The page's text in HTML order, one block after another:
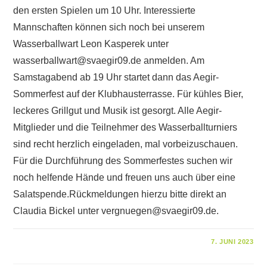
den ersten Spielen um 10 Uhr. Interessierte
Mannschaften können sich noch bei unserem
Wasserballwart Leon Kasperek unter
wasserballwart@svaegir09.de anmelden. Am
Samstagabend ab 19 Uhr startet dann das Aegir-
Sommerfest auf der Klubhausterrasse. Für kühles Bier,
leckeres Grillgut und Musik ist gesorgt. Alle Aegir-
Mitglieder und die Teilnehmer des Wasserballturniers
sind recht herzlich eingeladen, mal vorbeizuschauen.
Für die Durchführung des Sommerfestes suchen wir
noch helfende Hände und freuen uns auch über eine
Salatspende.Rückmeldungen hierzu bitte direkt an
Claudia Bickel untervergnuegen@svaegir09.de.
7. JUNI 2023